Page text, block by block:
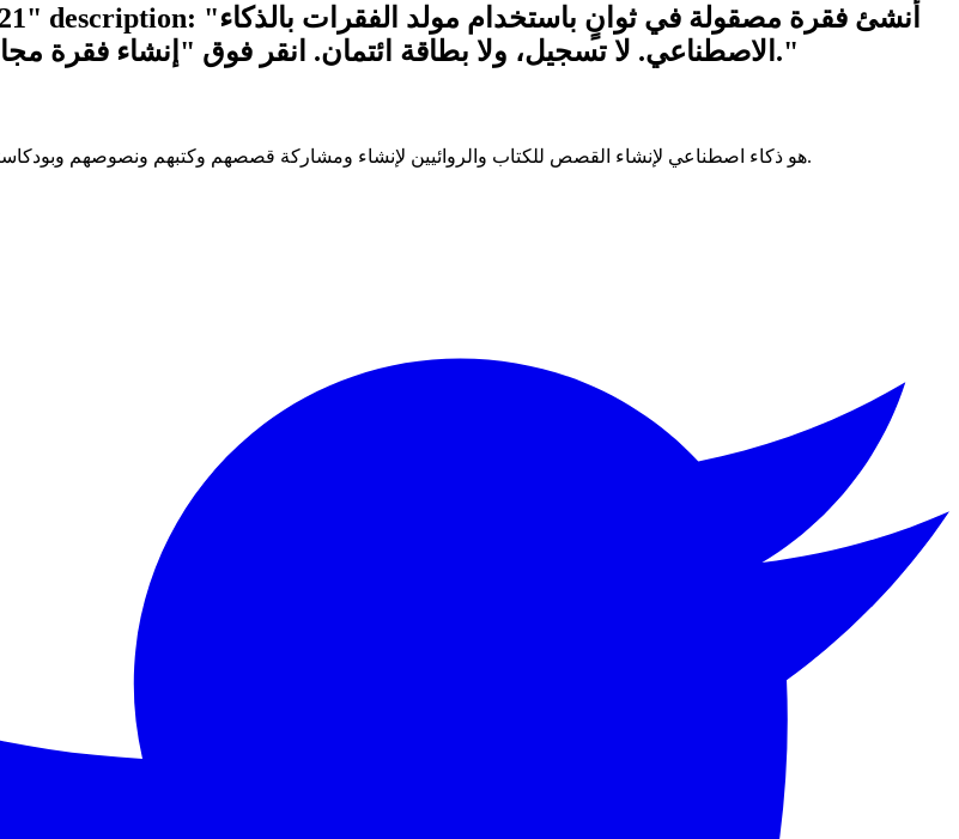
الاصطناعي. لا تسجيل، ولا بطاقة ائتمان. انقر فوق "إنشاء فقرة مجانية" للبدء واطلاق العنان لكتابة أسرع وأكثر وضوحًا اليوم."
Story321.com هو ذكاء اصطناعي لإنشاء القصص للكتاب والروائيين لإنشاء ومشاركة قصصهم وكتبهم ونصوصهم وبودكاستاتهم ومقاطع الفيديو الخاصة بهم والمزيد بمساعدة الذكاء الاصطناعي.